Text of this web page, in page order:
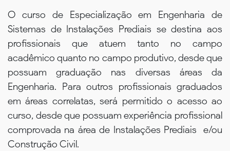
O curso de Especialização em Engenharia de
Sistemas de Instalações Prediais se destina aos
profissionais que atuem tanto no campo
acadêmico quanto no campo produtivo, desde que
possuam graduação nas diversas áreas da
Engenharia. Para outros profissionais graduados
em áreas correlatas, será permitido o acesso ao
curso, desde que possuam experiência profissional
comprovada na área de Instalações Prediais e/ou
Construção Civil.